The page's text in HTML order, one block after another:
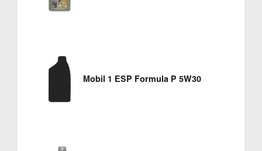
Mobil 1 ESP Formula P 5W30